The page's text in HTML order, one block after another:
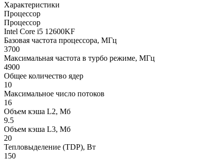
Характеристики
Процессор
Процессор
Intel Core i5 12600KF
Базовая частота процессора, МГц
3700
Максимальная частота в турбо режиме, МГц
4900
Общее количество ядер
10
Максимальное число потоков
16
Объем кэша L2, Мб
9.5
Объем кэша L3, Мб
20
Тепловыделение (TDP), Вт
150